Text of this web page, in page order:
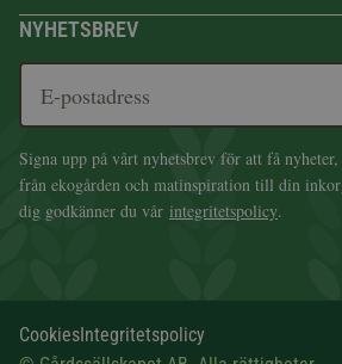
NYHETSBREV
Signa upp på vårt nyhetsbrev för att få
från ekogården och matinspiration till din
dig godkänner du vår integritetspolicy.
CookiesIntegritetspolicy